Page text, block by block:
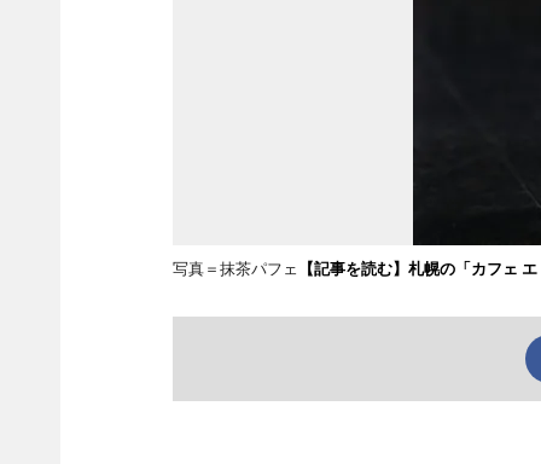
写真＝抹茶パフェ 【記事を読む】札幌の「カフェ